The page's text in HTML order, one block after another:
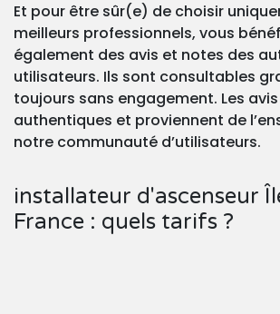
Et pour être sûr(e) de choisir
meilleurs professionnels, vous
également des avis et notes des
utilisateurs. Ils sont consultables
toujours sans engagement. Les
authentiques et proviennent de
notre communauté d’utilisateurs.
installateur d'ascenseur
France : quels tarifs ?